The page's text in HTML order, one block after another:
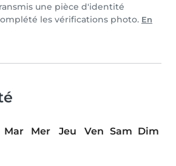
une pièce d'identité
les vérifications photo. En
Mar Mer Jeu Ven Sam Dim